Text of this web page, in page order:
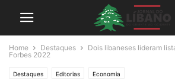
Home Destaques
Dois libaneses lideram
Forbes 2022
Destaques Editorias Economia